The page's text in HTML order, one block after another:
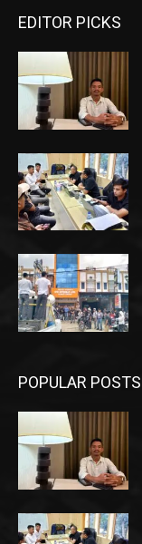
EDITOR PICKS
POPULAR POSTS